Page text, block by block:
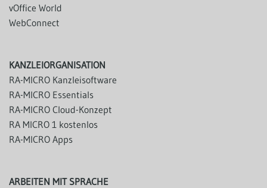
vOffice World
WebConnect
KANZLEIORGANISATION
RA-MICRO Kanzleisoftware
RA-MICRO Essentials
RA-MICRO Cloud-Konzept
RA MICRO 1 kostenlos
RA-MICRO Apps
ARBEITEN MIT SPRACHE